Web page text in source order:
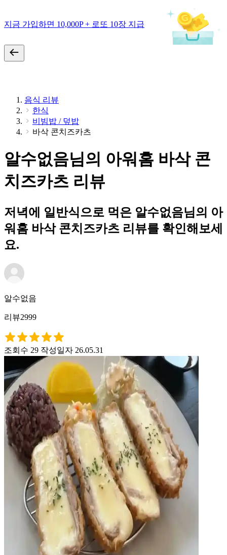
지금 가입하면 10,000P + 로또 10장 지급
음식 리뷰
한식
비빔밥 / 덮밥
바삭 콘치즈카츠
알수없음님의 아워홈 바삭 콘
치즈카츠 리뷰
저녁에 일반식으로 먹은 알수없음님의 아
워홈 바삭 콘치즈카츠 리뷰를 확인해보세
요.
알수없음
리뷰2999
조회수 29 작성일자 26.05.31